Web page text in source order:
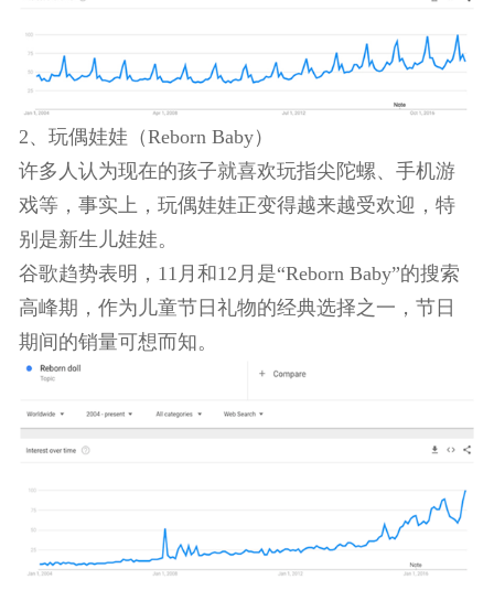
据Vice杂志报道，7%的成年人睡觉时会抱着毛绒玩
具。如果你不想瞄准儿童市场，那么千禧一代消费
者也是非常值得关注的目标，他们更可能为自己和
孩子购买毛绒玩具。
2、玩偶娃娃（Reborn Baby）
许多人认为现在的孩子就喜欢玩指尖陀螺、手机游
戏等，事实上，玩偶娃娃正变得越来越受欢迎，特
别是新生儿娃娃。
谷歌趋势表明，11月和12月是“Reborn Baby”的搜索